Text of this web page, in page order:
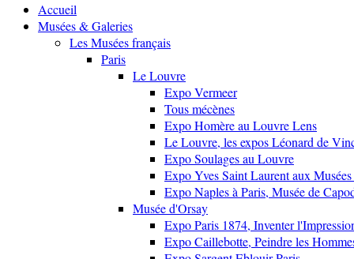
Accueil
Musées & Galeries
Les Musées français
Paris
Le Louvre
Expo Vermeer
Tous mécènes
Expo Homère au Louvre Lens
Le Louvre, les expos Léonard de
Expo Soulages au Louvre
Expo Yves Saint Laurent aux
Expo Naples à Paris, Musée de
Musée d'Orsay
Expo Paris 1874, Inventer
Expo Caillebotte, Peindre les